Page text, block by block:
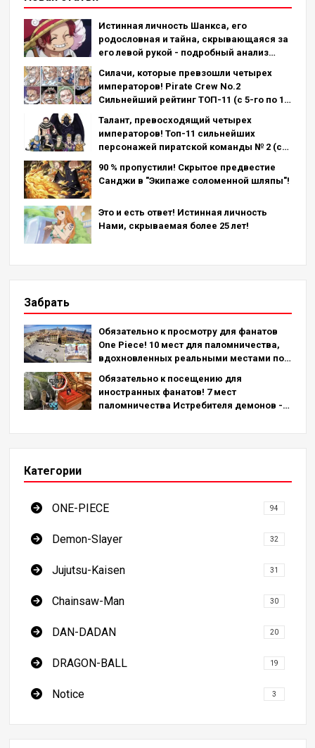
Истинная личность Шанкса, его
родословная и тайна, скрывающаяся за
его левой рукой - подробный анализ
Силачи, которые превзошли четырех
императоров! Pirate Crew No.2
Сильнейший рейтинг ТОП-11 (с 5-го по 1-
Талант, превосходящий четырех
императоров! Топ-11 сильнейших
персонажей пиратской команды № 2 (с
90 % пропустили! Скрытое предвестие
Санджи в "Экипаже соломенной шляпы"!
Это и есть ответ! Истинная личность
Нами, скрываемая более 25 лет!
Забрать
Обязательно к просмотру для фанатов
One Piece! 10 мест для паломничества,
вдохновленных реальными местами по
Обязательно к посещению для
иностранных фанатов! 7 мест
паломничества Истребителя демонов -
Категории
ONE-PIECE 94
Demon-Slayer 32
Jujutsu-Kaisen 31
Chainsaw-Man 30
DAN-DADAN 20
DRAGON-BALL 19
Notice 3